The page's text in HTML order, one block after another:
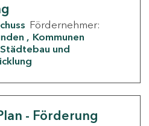
Fördernehmer:
Kommunen
Städtebau und
- Förderung